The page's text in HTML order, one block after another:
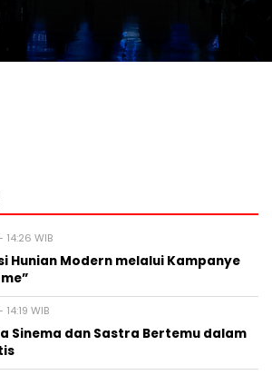
WIB
Hunian Modern melalui Kampanye
WIB
Sinema dan Sastra Bertemu dalam